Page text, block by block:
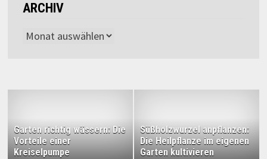
ARCHIV
Archiv
Garten richtig wässern: Die
Vorteile einer
Kreiselpumpe
Süßholzwurzel anpflanzen:
Die Heilpflanze im eigenen
Garten kultivieren